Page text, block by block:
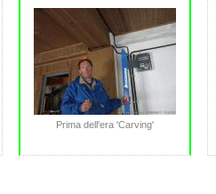
Prima dell'era 'Carving'